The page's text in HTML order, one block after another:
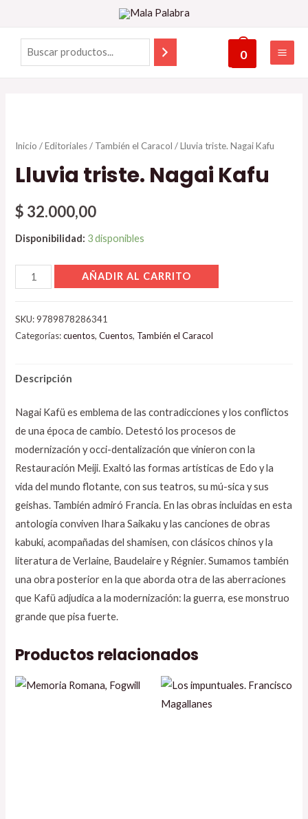
0
Inicio /Editoriales/ También el Caracol / Lluvia triste. Nagai Kafu
Lluvia triste. Nagai Kafu
$ 32.000,00
Disponibilidad: 3 disponibles
AÑADIR AL CARRITO
SKU:9789878286341
Categorías:cuentos,Cuentos, También el Caracol
Descripción
Nagai Kafü es emblema de las contradicciones y los conflictos
de una época de cambio. Detestó los procesos de
modernización y occi-dentalización que vinieron con la
Restauración Meiji. Exaltó las formas artísticas de Edo y la
vida del mundo flotante, con sus teatros, su mú-sica y sus
geishas. También admiró Francia. En las obras incluidas en esta
antología conviven Ihara Saikaku y las canciones de obras
kabuki, acompañadas del shamisen, con clásicos chinos y la
literatura de Verlaine, Baudelaire y Régnier. Sumamos también
una obra posterior en la que aborda otra de las aberraciones
que Kafü adjudica a la modernización: la guerra, ese monstruo
grande que pisa fuerte.
Productos relacionados